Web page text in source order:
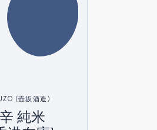
(壺坂酒造)
純米